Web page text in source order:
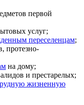
первой
услуг;
переселенцам;
протезно-
на дому;
и престарелых;
жизненную